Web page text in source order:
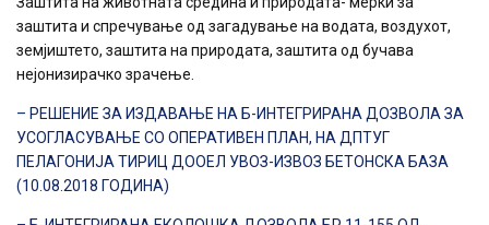
заштита и спречување од загадување на водата, воздухот,
земјиштето, заштита на природата, заштита од бучава
нејонизирачко зрачење.
– РЕШЕНИЕ ЗА ИЗДАВАЊЕ НА Б-ИНТЕГРИРАНА ДОЗВОЛА ЗА
УСОГЛАСУВАЊЕ СО ОПЕРАТИВЕН ПЛАН, НА ДПТУГ
ПЕЛАГОНИЈА ТИРИЦ ДООЕЛ УВОЗ-ИЗВОЗ БЕТОНСКА БАЗА
(10.08.2018 ГОДИНА)